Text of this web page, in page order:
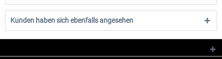
Kunden haben sich ebenfalls angesehen